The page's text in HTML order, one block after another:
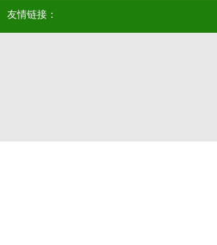
友情链接：